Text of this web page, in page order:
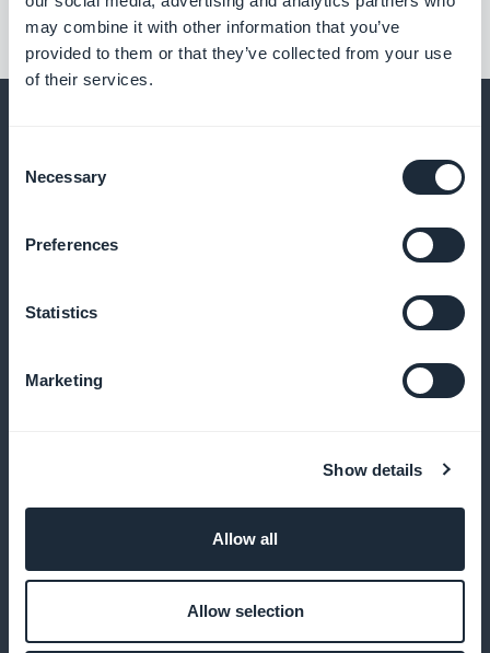
may combine it with other information that you’ve
provided to them or that they’ve collected from your use
of their services.
Selection
Necessary
Preferences
Statistics
Marketing
Show details
Allow all
Allow selection
Lezers slaan je tests op om ze later opnieuw te lezen,